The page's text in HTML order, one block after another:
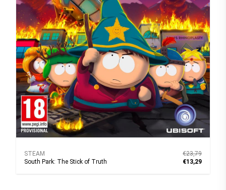
STEAM
South Park: The Stick of Truth
€23,79
€13,29